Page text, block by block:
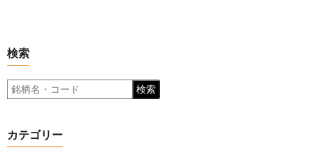
検索
検索
カテゴリー